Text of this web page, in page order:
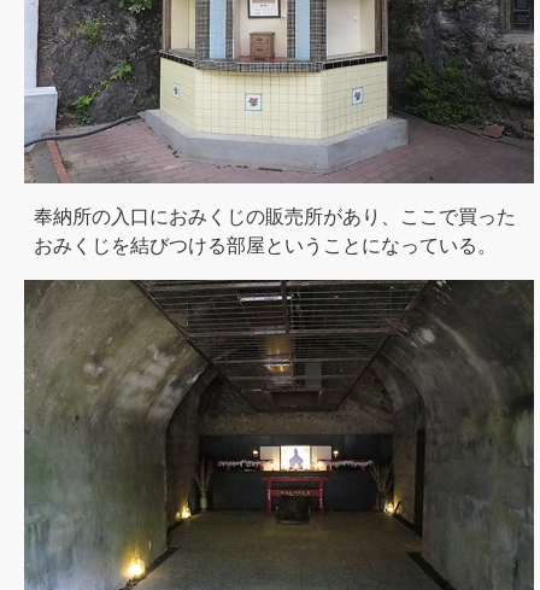
奉納所の入口におみくじの販売所があり、ここで買った
おみくじを結びつける部屋ということになっている。